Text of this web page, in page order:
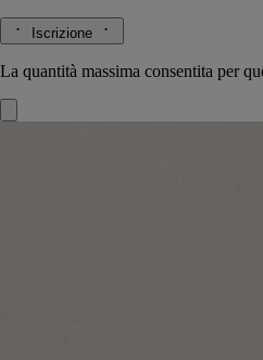
Iscrizione
La quantità massima consentita per